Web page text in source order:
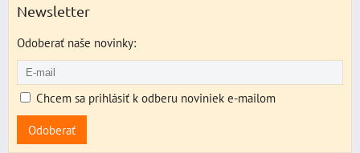
Newsletter
Odoberať naše novinky:
Chcem sa prihlásiť k odberu noviniek e-mailom
Odoberať